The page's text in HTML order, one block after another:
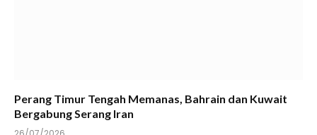
Perang Timur Tengah Memanas, Bahrain dan Kuwait
Bergabung Serang Iran